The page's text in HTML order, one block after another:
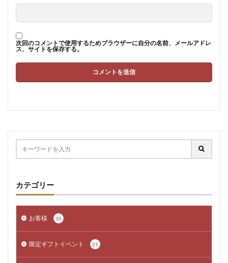
次回のコメントで使用するためブラウザーに自分の名前、メールアドレ
ス、サイトを保存する。
カテゴリー
お客様 10
限定ギフトイベント 21